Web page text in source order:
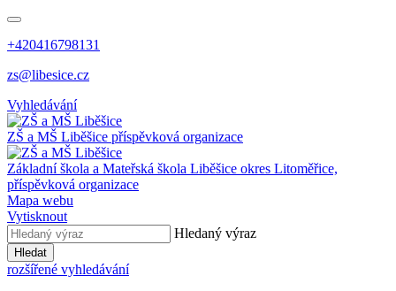
+420416798131
zs@libesice.cz
Vyhledávání
ZŠ a MŠ Liběšice příspěvková organizace
Základní škola a Mateřská škola Liběšice okres Litoměřice,
příspěvková organizace
Mapa webu
Vytisknout
Hledaný výraz
Hledat
rozšířené vyhledávání